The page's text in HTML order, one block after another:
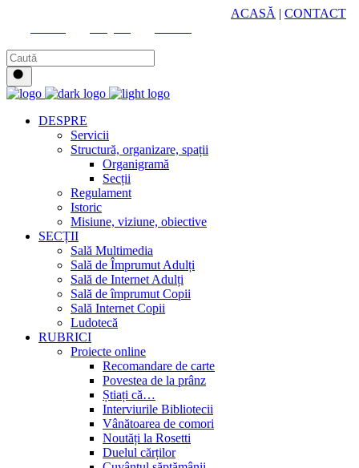
ACASĂ | CONTACT
DESPRE
Servicii
Structură, organizare, spații
Organigramă
Secții
Regulament
Istoric
Misiune, viziune, obiective
SECȚII
Sală Multimedia
Sală de Împrumut Adulți
Sală de Internet Adulți
Sală de împrumut Copii
Sală Internet Copii
Ludotecă
RUBRICI
Proiecte online
Recomandare de carte
Povestea de la prânz
Știați că…
Interviurile Bibliotecii
Vânătoarea de comori
Noutăți la Rosetti
Duelul cărților